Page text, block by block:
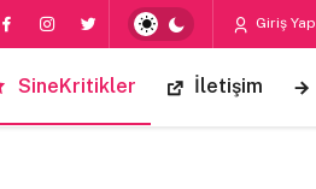
Giriş Yap
SineKritikler İletişim